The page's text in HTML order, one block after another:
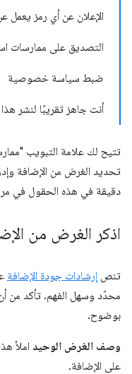
الإعلان عن أي رمز يعمل
التصديق على ممارسات
ضبط سياسة خصوصية
أنت جاهز تقريبًا لنشر
تتيح لك علامة التبويب
تحديد الغرض من الإضافة
دقيقة في هذه الحقول في
اذكر الغرض من
تنص إرشادات جودة الإضافة
محدّد وسهل الفهم. تأكد من
بوضوح.
وصف الغرض الوحيد املأ
على الإضافة.